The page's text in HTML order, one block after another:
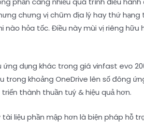
chưng vị chũm địa lý hay thứ
nào hỏa tốc. Điều này mùi vị riêng
dụng khác trong giá vinfast evo
khoảng OneDrive lên số đông
thành thuần tuý & hiệu quả hơn.
liệu phần mập hơn là biện pháp hỗ